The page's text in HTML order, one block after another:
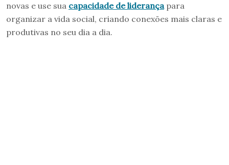
novas e use sua capacidade de liderança para
organizar a vida social, criando conexões mais claras e
produtivas no seu dia a dia.